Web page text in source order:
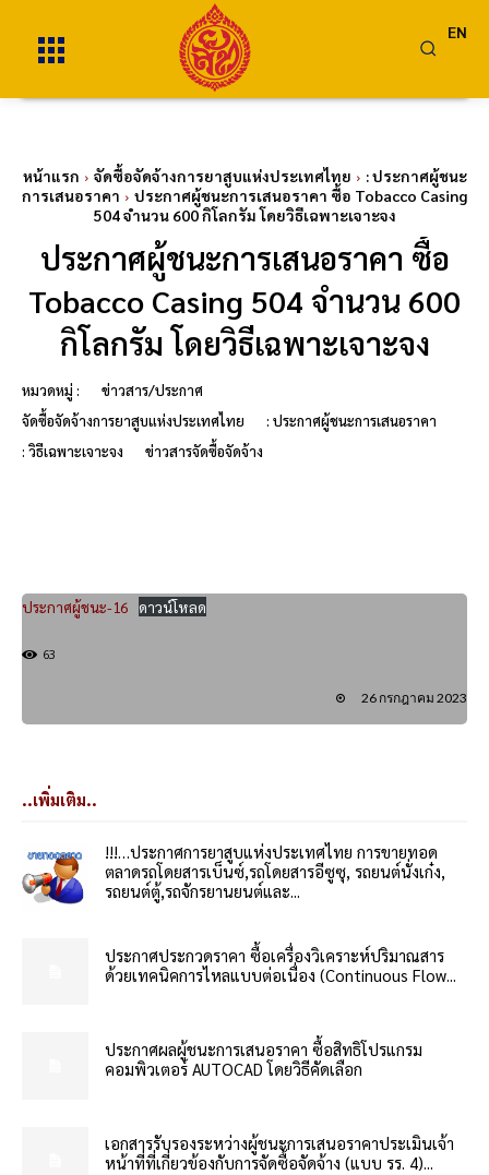
EN
หน้าแรก จัดซื้อจัดจ้างการยาสูบแห่งประเทศไทย
: ประกาศผู้ชนะ
การเสนอราคา
ประกาศผู้ชนะการเสนอราคา ซื้อ Tobacco Casing
504 จำนวน 600 กิโลกรัม โดยวิธีเฉพาะเจาะจง
ประกาศผู้ชนะการเสนอราคา ซื้อ
Tobacco Casing 504 จำนวน 600
กิโลกรัม โดยวิธีเฉพาะเจาะจง
หมวดหมู่ :
ข่าวสาร/ประกาศ
จัดซื้อจัดจ้างการยาสูบแห่งประเทศไทย
: ประกาศผู้ชนะการเสนอราคา
: วิธีเฉพาะเจาะจง
ข่าวสารจัดซื้อจัดจ้าง
ประกาศผู้ชนะ-16 ดาวน์โหลด
63
26 กรกฎาคม 2023
..เพิ่มเติม..
!!!…ประกาศการยาสูบแห่งประเทศไทย การขายทอด
ตลาดรถโดยสารเบ็นซ์,รถโดยสารอีซูซุ, รถยนต์นั่งเก๋ง,
รถยนต์ตู้,รถจักรยานยนต์และ...
ประกาศประกวดราคา ซื้อเครื่องวิเคราะห์ปริมาณสาร
ด้วยเทคนิคการไหลแบบต่อเนื่อง (Continuous Flow...
ประกาศผลผู้ชนะการเสนอราคา ซื้อสิทธิโปรแกรม
คอมพิวเตอร์ AUTOCAD โดยวิธีคัดเลือก
เอกสารรับรองระหว่างผู้ชนะการเสนอราคาประเมินเจ้า
หน้าที่ที่เกี่ยวข้องกับการจัดซื้อจัดจ้าง (แบบ รร. 4)...